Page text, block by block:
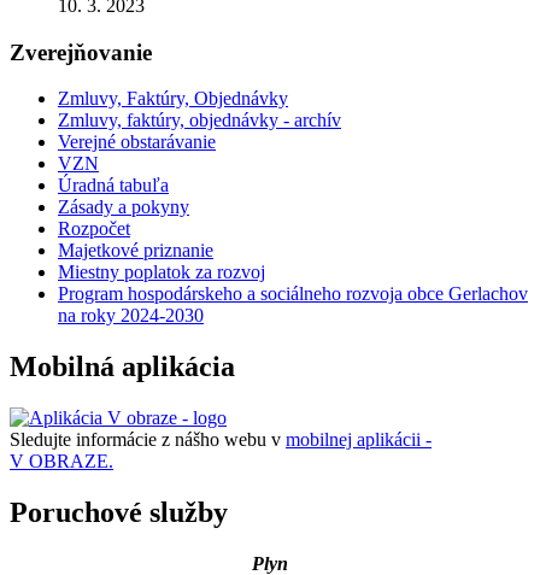
10. 3. 2023
Zverejňovanie
Zmluvy, Faktúry, Objednávky
Zmluvy, faktúry, objednávky - archív
Verejné obstarávanie
VZN
Úradná tabuľa
Zásady a pokyny
Rozpočet
Majetkové priznanie
Miestny poplatok za rozvoj
Program hospodárskeho a sociálneho rozvoja obce Gerlachov
na roky 2024-2030
Mobilná aplikácia
Sledujte informácie z nášho webu v mobilnej aplikácii -
V OBRAZE.
Poruchové služby
Plyn